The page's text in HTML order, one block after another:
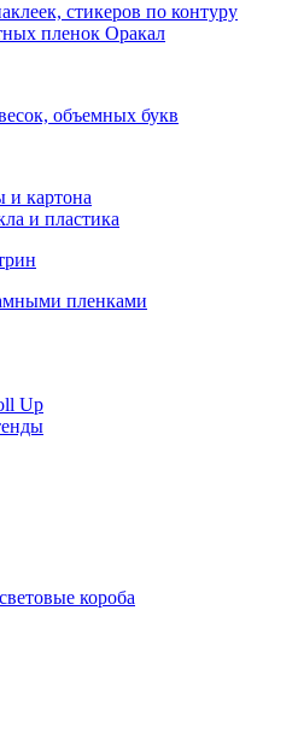
стикеров по контуру
пленок Оракал
объемных букв
и картона
и пластика
пленками
Up
короба